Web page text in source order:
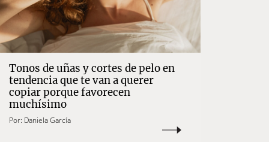
Tonos de uñas y cortes de pelo en
tendencia que te van a querer
copiar porque favorecen
muchísimo
Por: Daniela García